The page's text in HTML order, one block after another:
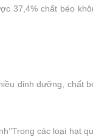
37,4% chất béo
dinh dưỡng, chất
các loại hạt